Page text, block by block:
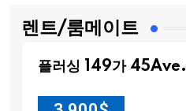
렌트/룸메이트
플러싱 149가